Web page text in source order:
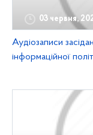
03 червня,
Аудіозаписи
інформаційної